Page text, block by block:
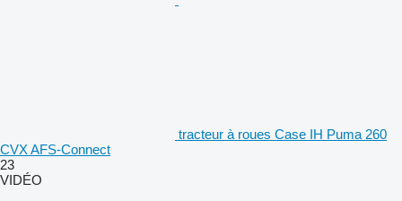
tracteur à roues Case IH Puma 260
CVX AFS-Connect
23
VIDÉO